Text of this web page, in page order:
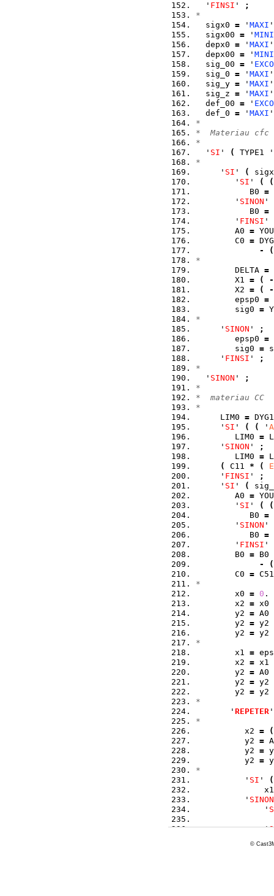
  '
FINSI '
;
*
  sigx0
= ' MAXI
  sigx00
= ' MINI
  depx0
= ' MAXI
  depx00
= ' MINI
  sig_00
= ' EXCO
  sig_0
= ' MAXI
  sig_y
= ' MAXI
  sig_z
= ' MAXI
  def_00
= ' EXCO
  def_0
= ' MAXI
*
*  Materiau
*
  '
SI ' (
TYPE1 '
*
     '
SI ' (
        '
SI ' (
(
           B0
=
        '
SINON '
           B0
=
        '
FINSI '
        A0
=
        C0
=
-
(
*
        DELTA
=
        X1
= (
-
        X2
= (
-
        epsp0
=
        sig0
=
*
     '
SINON '
;
        epsp0
=
        sig0
=
     '
FINSI '
;
*
  '
SINON '
;
*
*  materiau CC
*
     LIM0
=
     '
SI ' ( ( '
        LIM0
=
     '
SINON '
;
        LIM0
=
(
C11 * (
     '
FINSI '
;
     '
SI ' (
        A0
=
        '
SI ' (
(
           B0
=
        '
SINON '
           B0
=
        '
FINSI '
        B0
= B0
-
(
        C0
=
*
        x0
= 0 .
        x2
= x0
        y2
= A0
        y2
= y2
        y2
= y2
*
        x1
=
        x2
= x1
        y2
= A0
        y2
= y2
        y2
= y2
*
       '
REPETER
*
          x2
=
(
          y2
=
          y2
=
          y2
=
*
          '
SI '
(
          '
SINON
              '
              '
©